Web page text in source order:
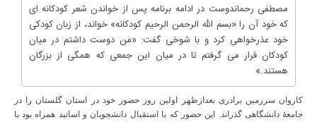
مصطفی رحماندوست در ادامه برنامه پس از خواندن شعر کودکانه ای
که خود آن را «بسم الله الرحمن الرحیم کودکانه» خواند، از زبان کودکی
خود عذرخواهی کرد و با شوخی گفت: «من دوست داشتم در میان
کودکان قرار می گرفتم تا در میان این جمعی که همگی از بزرگان
هستند.»
کاروان سرزمین برادری بعدازظهر اولین روز حضور خود در استان گلستان را در
جامعۀ دانشگاهی گذراند. این حضور که با استقبال دانشجویان و اساتید همراه بود با